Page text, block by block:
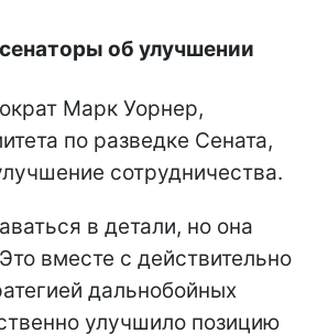
об улучшении
Марк Уорнер,
по разведке Сената,
сотрудничества.
в детали, но она
вместе с действительно
дальнобойных
улучшило позицию